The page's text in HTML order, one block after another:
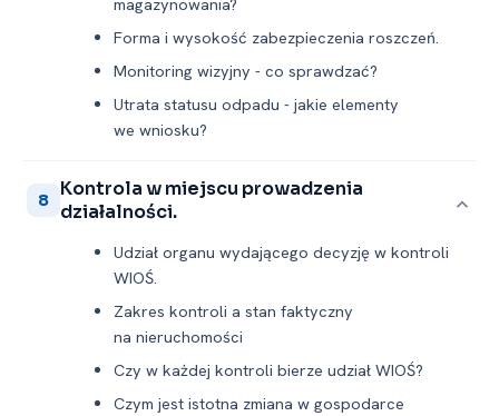
Forma i wysokość zabezpieczenia roszczeń.
Monitoring wizyjny -⁠ co sprawdzać?
Utrata statusu odpadu -⁠ jakie elementy
we wniosku?
8
Kontrola w miejscu prowadzenia
działalności.
Udział organu wydającego decyzję w kontroli
WIOŚ.
Zakres kontroli a stan faktyczny
na nieruchomości
Czy w każdej kontroli bierze udział WIOŚ?
Czym jest istotna zmiana w gospodarce